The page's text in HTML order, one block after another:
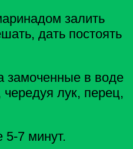
залить
дать постоять
замоченные в воде
лук, перец,
5-7 минут.